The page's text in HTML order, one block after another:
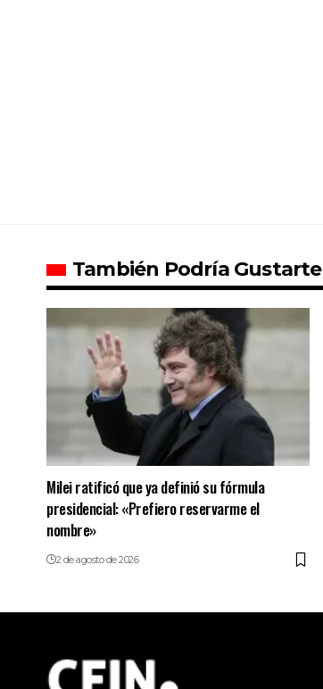
También Podría Gustarte
Milei ratificó que ya definió su fórmula
presidencial: «Prefiero reservarme el
nombre»
2 de agosto de 2026